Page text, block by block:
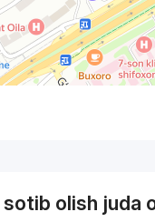
olish juda